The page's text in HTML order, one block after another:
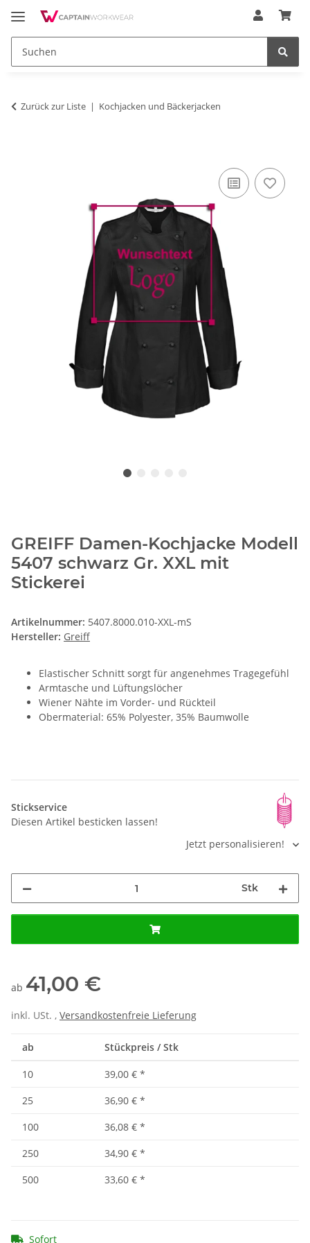
Zurück zur Liste Kochjacken und Bäckerjacken
GREIFF Damen-Kochjacke Modell
5407 schwarz Gr. XXL mit
Stickerei
Artikelnummer: 5407.8000.010-XXL-mS
Hersteller: Greiff
Elastischer Schnitt sorgt für angenehmes Tragegefühl
Armtasche und Lüftungslöcher
Wiener Nähte im Vorder- und Rückteil
Obermaterial: 65% Polyester, 35% Baumwolle
Stickservice
Diesen Artikel besticken lassen!
Jetzt personalisieren!
Stk
ab 41,00 €
inkl. USt. , Versandkostenfreie Lieferung
ab Stückpreis / Stk
10 39,00 € *
25
36,90 € *
100
36,08 € *
250
34,90 € *
500
33,60 € *
Sofort